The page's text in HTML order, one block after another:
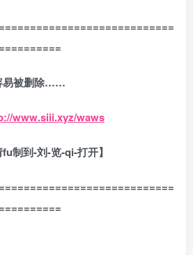
易被删除……
www.siii.xyz/waws
制到-刘-览-qi-打开】